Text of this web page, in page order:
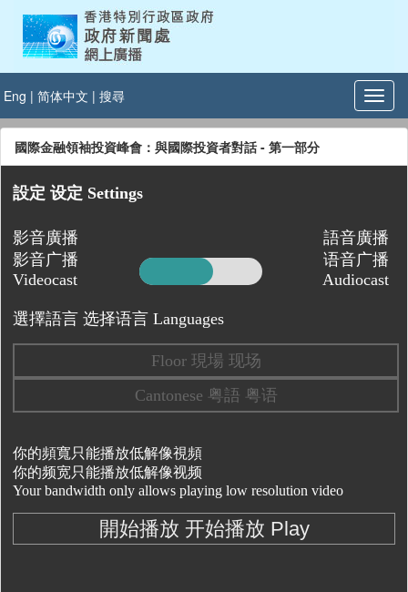
Eng | 简体中文 | 搜尋
國際金融領袖投資峰會：與國際投資者對話 - 第一部分